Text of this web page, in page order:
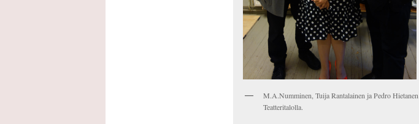
M.A.Numminen, Tuija Rantalainen ja Pedro Hietanen
Teatteritalolla.